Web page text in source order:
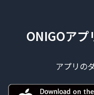
ONIGOア
アプリの